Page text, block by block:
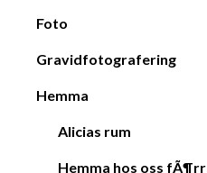
Foto
Gravidfotografering
Hemma
Alicias rum
Hemma hos oss fÃ¶rr